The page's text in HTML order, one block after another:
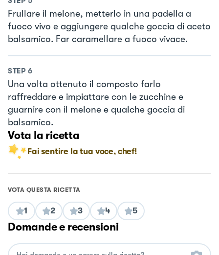
Frullare il melone, metterlo in una padella a
fuoco vivo e aggiungere qualche goccia di aceto
balsamico. Far caramellare a fuoco vivace.
STEP 6
Una volta ottenuto il composto farlo
raffreddare e impiattare con le zucchine e
guarnire con il melone e qualche goccia di
balsamico.
Vota la ricetta
Fai sentire la tua voce, chef!
VOTA QUESTA RICETTA
1 2 3 4 5
Domande e recensioni